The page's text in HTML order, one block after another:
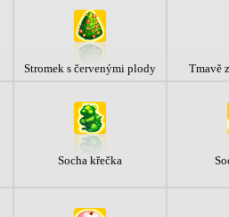
Stromek s červenými plody Tmavě
Socha křečka